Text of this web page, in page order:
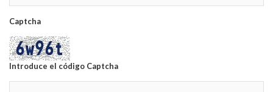
Captcha
Introduce el código Captcha